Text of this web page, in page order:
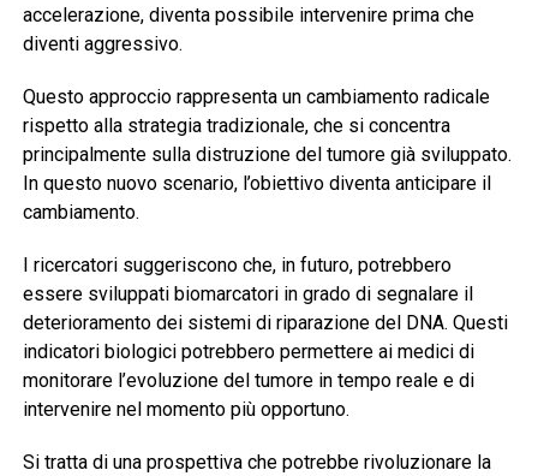
accelerazione, diventa possibile intervenire prima che
diventi aggressivo.
Questo approccio rappresenta un cambiamento radicale
rispetto alla strategia tradizionale, che si concentra
principalmente sulla distruzione del tumore già sviluppato.
In questo nuovo scenario, l’obiettivo diventa anticipare il
cambiamento.
I ricercatori suggeriscono che, in futuro, potrebbero
essere sviluppati biomarcatori in grado di segnalare il
deterioramento dei sistemi di riparazione del DNA. Questi
indicatori biologici potrebbero permettere ai medici di
monitorare l’evoluzione del tumore in tempo reale e di
intervenire nel momento più opportuno.
Si tratta di una prospettiva che potrebbe rivoluzionare la